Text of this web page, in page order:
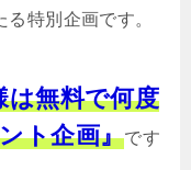
特別企画です。
は無料で何度
ト企画』です